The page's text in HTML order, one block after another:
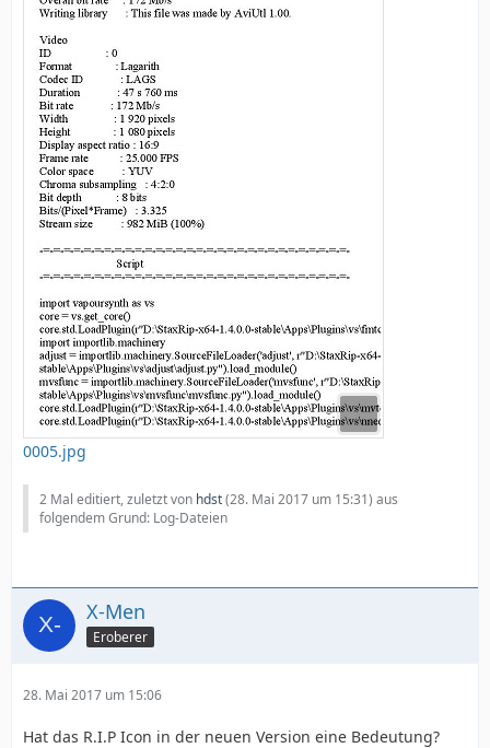
0005.jpg
2 Mal editiert, zuletzt von hdst(28. Mai 2017 um 15:31) aus
folgendem Grund: Log-Dateien
X-Men
Eroberer
28. Mai 2017 um 15:06
Hat das R.I.P Icon in der neuen Version eine Bedeutung?